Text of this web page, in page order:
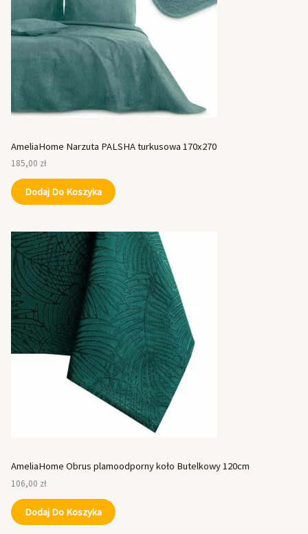
AmeliaHome Narzuta PALSHA turkusowa 170x270
185,00 zł
Dodaj Do Koszyka
AmeliaHome Obrus plamoodporny koło Butelkowy 120cm
106,00 zł
Dodaj Do Koszyka